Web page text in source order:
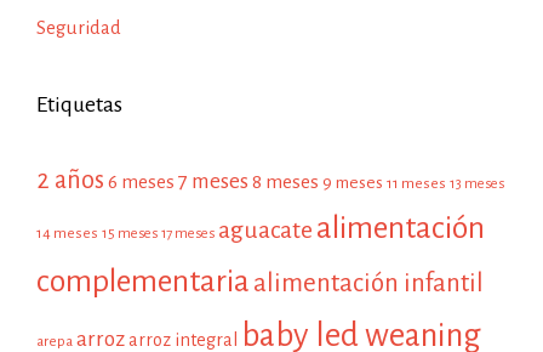
Seguridad
Etiquetas
2 años 6 meses 7 meses 8 meses 9 meses 11 meses 13 meses
14 meses 15 meses 17 meses aguacate alimentación
complementaria alimentación infantil
arepa arroz arroz integral
baby led weaning